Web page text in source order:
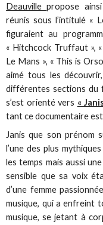
Deauvillepropose
réunis sous l’intitulé «
figuraient au
« Hitchcock Truffaut »,
Le Mans », « This is
aimé tous les
différentes sections du
s’est orienté vers «
tant ce documentaire
Janis que son prénom
l’une des plus
les temps mais aussi
sensible que sa voix
d’une femme
musique, qui a enfreint
musique, se jetant à